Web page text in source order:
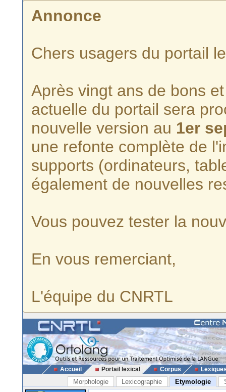
Annonce
Chers usagers du portail
Après vingt ans de bons
actuelle du portail sera
nouvelle version au 1er
une refonte complète de
supports (ordinateurs,
également de nouvelles
Vous pouvez tester la
En vous remerciant,
L'équipe du CNRTL
Accueil Portail lexical Corpus
Morphologie Lexicographie Etymologie